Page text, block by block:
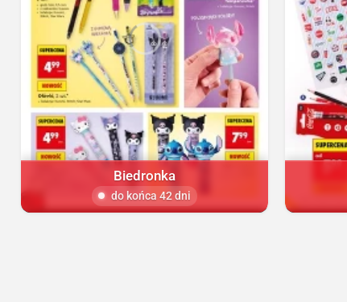
Biedronka
do końca 42 dni